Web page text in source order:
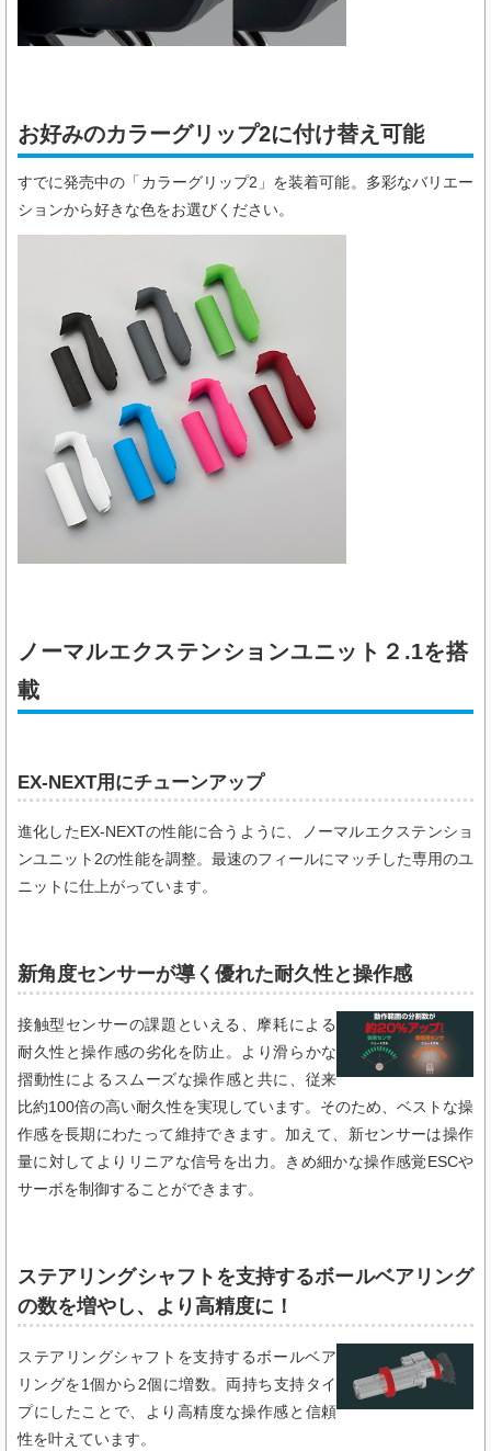
お好みのカラーグリップ2に付け替え可能
すでに発売中の「カラーグリップ2」を装着可能。多彩なバリエー
ションから好きな色をお選びください。
ノーマルエクステンションユニット２.1を搭
載
EX-NEXT用にチューンアップ
進化したEX-NEXTの性能に合うように、ノーマルエクステンショ
ンユニット2の性能を調整。最速のフィールにマッチした専用のユ
ニットに仕上がっています。
新角度センサーが導く優れた耐久性と操作感
接触型センサーの課題といえる、摩耗による
耐久性と操作感の劣化を防止。より滑らかな
摺動性によるスムーズな操作感と共に、従来
比約100倍の高い耐久性を実現しています。そのため、ベストな操
作感を長期にわたって維持できます。加えて、新センサーは操作
量に対してよりリニアな信号を出力。きめ細かな操作感覚ESCや
サーボを制御することができます。
ステアリングシャフトを支持するボールベアリング
の数を増やし、より高精度に！
ステアリングシャフトを支持するボールベア
リングを1個から2個に増数。両持ち支持タイ
プにしたことで、より高精度な操作感と信頼
性を叶えています。